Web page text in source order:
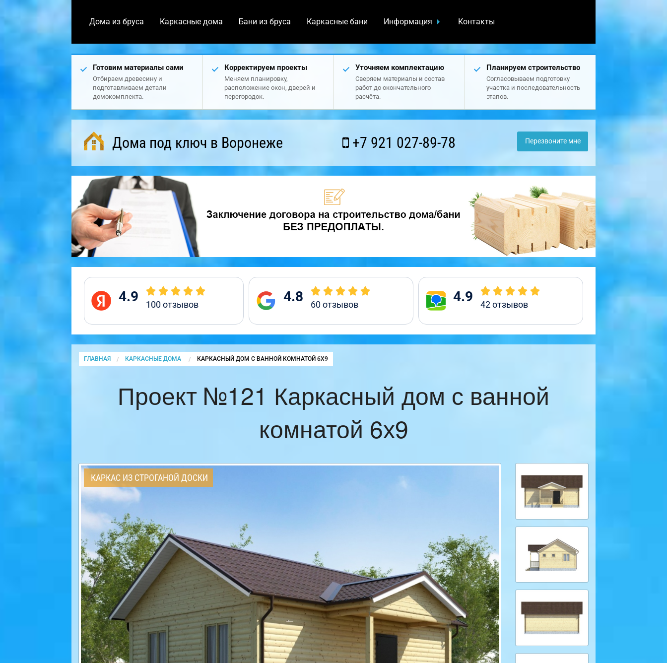
Дома из бруса Каркасные дома Бани из бруса Каркасные бани Информация Контакты
Готовим материалы сами
Отбираем древесину и
подготавливаем детали
домокомплекта.
Корректируем проекты
Меняем планировку,
расположение окон, дверей и
перегородок.
Уточняем комплектацию
Сверяем материалы и состав
работ до окончательного
расчёта.
Планируем строительство
Согласовываем подготовку
участка и последовательность
этапов.
Дома под ключ в Воронеже +7 921 027-89-78 Перезвоните мне
4.9 100отзывов 4.8 60отзывов 4.9 42отзывов
ГЛАВНАЯ КАРКАСНЫЕ ДОМА CURRENT:
КАРКАСНЫЙ ДОМ С ВАННОЙ КОМНАТОЙ 6Х9
Проект №121 Каркасный дом с ванной
комнатой 6х9
КАРКАС ИЗ СТРОГАНОЙ ДОСКИ